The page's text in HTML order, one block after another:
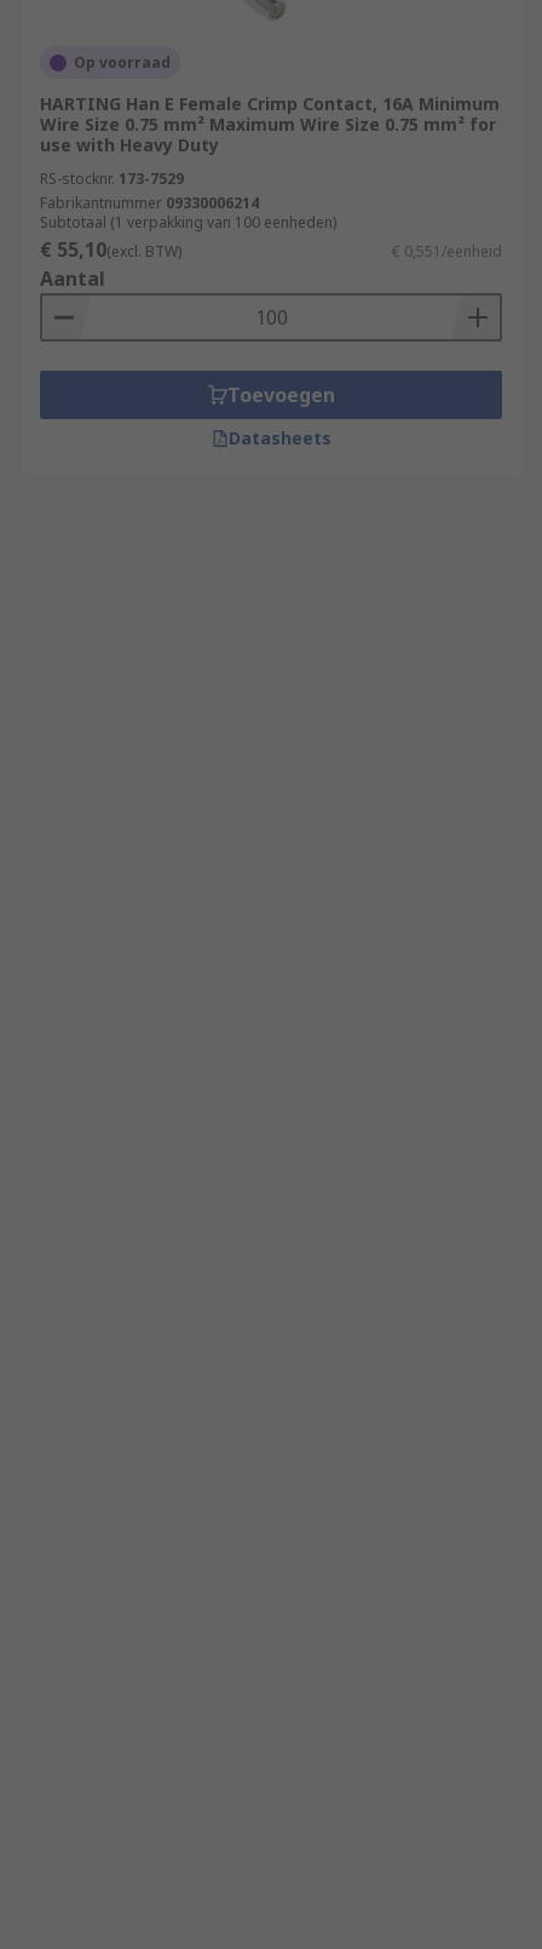
Op voorraad
HARTING Han E Female Crimp Contact, 16A Minimum
Wire Size 0.75 mm² Maximum Wire Size 0.75 mm² for
use with Heavy Duty
RS-stocknr. 173-7529
Fabrikantnummer 09330006214
Subtotaal (1 verpakking van 100 eenheden)
€ 55,10(excl. BTW) € 0,551/eenheid
Aantal
Toevoegen
Datasheets